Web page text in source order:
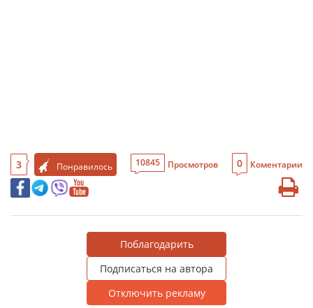
3 Понравилось 10845 Просмотров 0 Коментарии
Поблагодарить
Подписаться на автора
Отключить рекламу